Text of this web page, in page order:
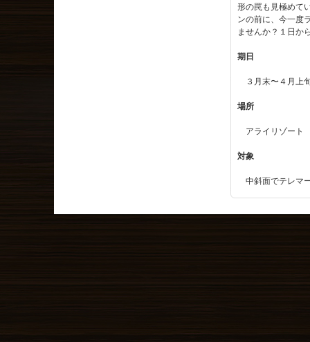
形の罠も見極めて
ンの前に、今一度
ませんか？１日か
期日
３月末〜４月上
場所
アライリゾート
対象
中斜面でテレマ